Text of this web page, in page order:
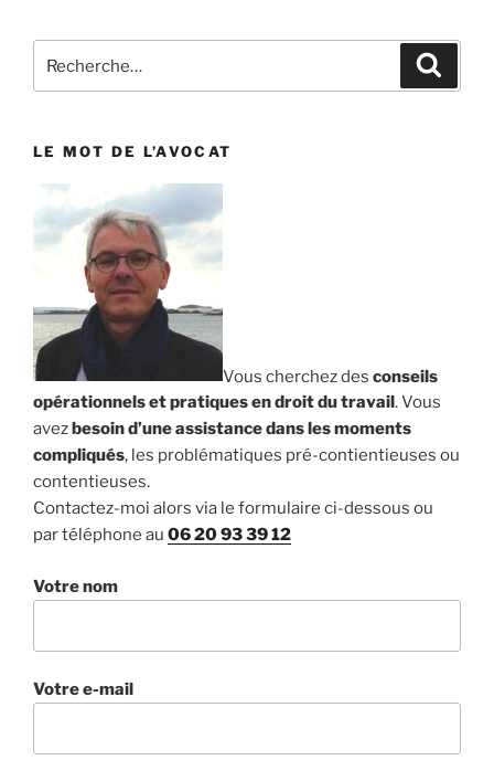
pour
LE MOT DE L’AVOCAT
Vous cherchez des conseils
opérationnels et pratiques en droit du travail. Vous
avezbesoin d’une assistance dans les moments
compliqués, les problématiques pré-contientieuses ou
contentieuses.
Contactez-moi alors via le formulaire ci-dessous ou
par téléphone au 06 20 93 39 12
Votre nom
Votre e-mail